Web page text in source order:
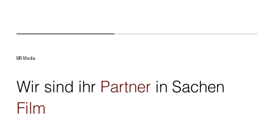
MR Media
Wir sind ihr Partner in Sachen
Film